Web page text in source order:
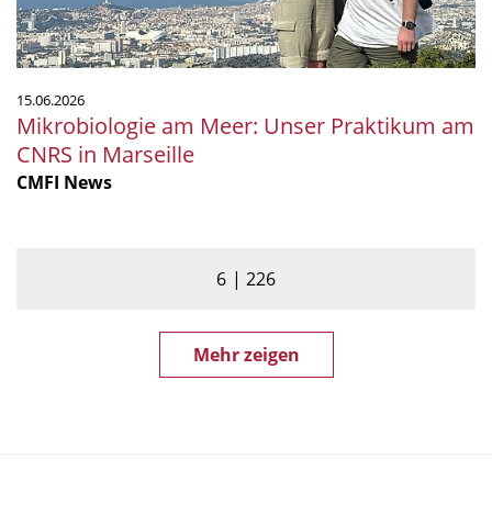
in
Marseille
15.06.2026
Mikrobiologie am Meer: Unser Praktikum am
CNRS in Marseille
CMFI News
6 226
Mehr zeigen